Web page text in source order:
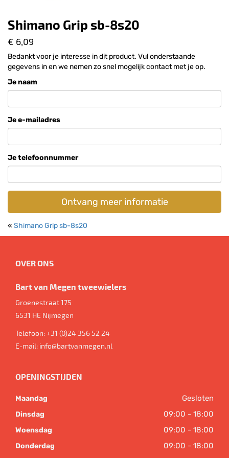
Shimano Grip sb-8s20
€ 6,09
Bedankt voor je interesse in dit product. Vul onderstaande
gegevens in en we nemen zo snel mogelijk contact met je op.
Je naam
Je e-mailadres
Je telefoonnummer
Ontvang meer informatie
« Shimano Grip sb-8s20
OVER ONS
Bart van Megen tweewielers
Groenestraat 175
6531 HE Nijmegen
Telefoon:+31 (0)24 356 52 24
E-mail: info@bartvanmegen.nl
OPENINGSTIJDEN
Maandag Gesloten
Dinsdag 09:00 - 18:00
Woensdag 09:00 - 18:00
Donderdag 09:00 - 18:00